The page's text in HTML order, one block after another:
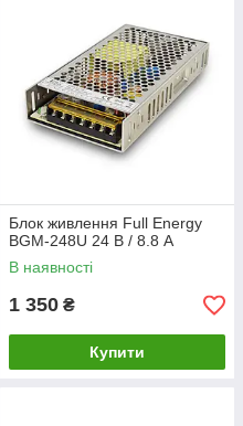
Блок живлення Full Energy
BGM-248U 24 В / 8.8 А
В наявності
1 350 ₴
Купити